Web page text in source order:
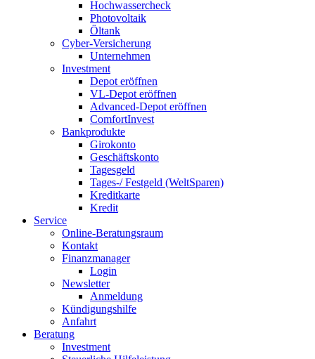
Hochwassercheck
Photovoltaik
Öltank
Cyber-Versicherung
Unternehmen
Investment
Depot eröffnen
VL-Depot eröffnen
Advanced-Depot eröffnen
ComfortInvest
Bankprodukte
Girokonto
Geschäftskonto
Tagesgeld
Tages-/ Festgeld (WeltSparen)
Kreditkarte
Kredit
Service
Online-Beratungsraum
Kontakt
Finanzmanager
Login
Newsletter
Anmeldung
Kündigungshilfe
Anfahrt
Beratung
Investment